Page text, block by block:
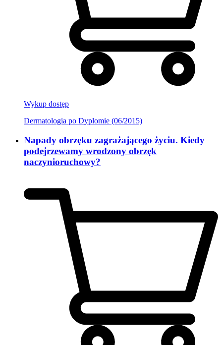
Wykup dostęp
Dermatologia po Dyplomie (06/2015)
Napady obrzęku zagrażającego życiu. Kiedy
podejrzewamy wrodzony obrzęk
naczynioruchowy?